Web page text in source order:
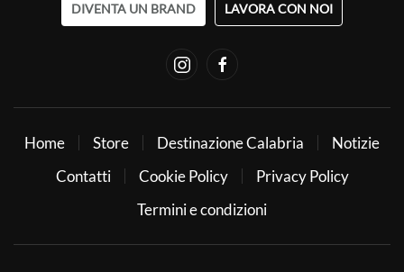
DIVENTA UN BRAND LAVORA CON NOI
Home Store Destinazione Calabria
Notizie
Contatti
Cookie Policy
Privacy Policy
Termini e condizioni